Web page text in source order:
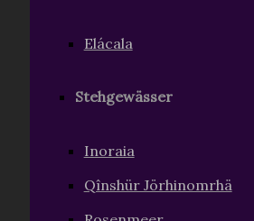
Elácala
Stehgewässer
Inoraia
Qînshür Jörhinomrhä